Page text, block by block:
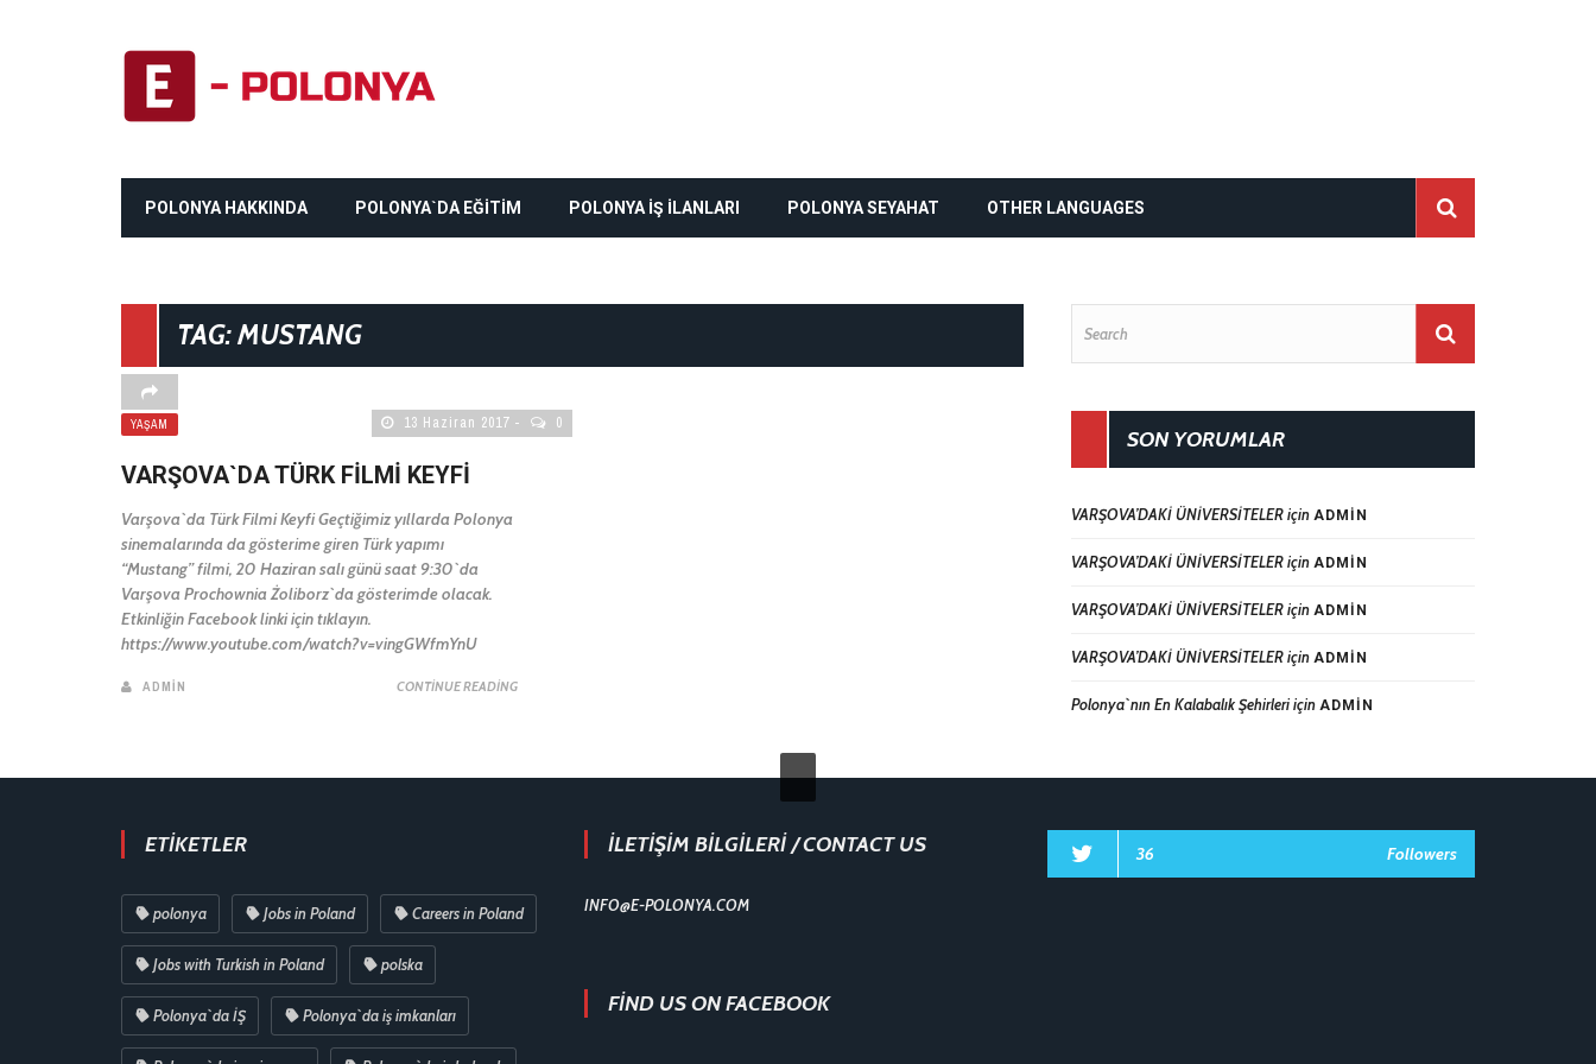
POLONYA HAKKINDA POLONYA`DA EĞİTİM POLONYA İŞ İLANLARI POLONYA SEYAHAT OTHER LANGUAGES
TAG: MUSTANG
13 Haziran 2017 0
YAŞAM
VARŞOVA`DA TÜRK FILMI KEYFI
Varşova`da Türk Filmi Keyfi Geçtiğimiz yıllarda Polonya
sinemalarında da gösterime giren Türk yapımı
“Mustang” filmi, 20 Haziran salı günü saat 9:30`da
Varşova Prochownia Żoliborz`da gösterimde olacak.
Etkinliğin Facebook linki için tıklayın.
https://www.youtube.com/watch?v=vingGWfmYnU
ADMIN CONTINUE READING
SON YORUMLAR
VARŞOVA’DAKİ ÜNİVERSİTELERiçin ADMIN
VARŞOVA’DAKİ ÜNİVERSİTELERiçin ADMIN
VARŞOVA’DAKİ ÜNİVERSİTELERiçin ADMIN
VARŞOVA’DAKİ ÜNİVERSİTELERiçin ADMIN
Polonya`nın En Kalabalık Şehirleriiçin ADMIN
ETIKETLER
polonya Jobs in Poland Careers in Poland
Jobs with Turkish in Poland polska
Polonya`da İŞ Polonya`da iş imkanları
İLETİŞİM BİLGİLERİ / CONTACT US
INFO@E-POLONYA.COM
FIND US ON FACEBOOK
36 Followers